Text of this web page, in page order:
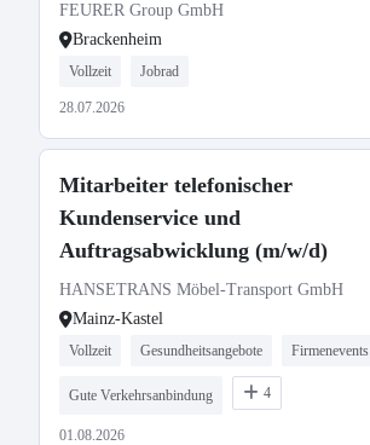
FEURER Group GmbH
Brackenheim
Vollzeit Jobrad
28.07.2026
Mitarbeiter telefonischer
Kundenservice und
Auftragsabwicklung (m/w/d)
HANSETRANS Möbel-Transport GmbH
Mainz-Kastel
Vollzeit Gesundheitsangebote Firmenevents
Gute Verkehrsanbindung 4
01.08.2026